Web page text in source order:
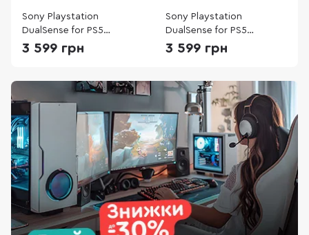
Sony Playstation
DualSense for PS5
Starlight Blue
3 599 грн
Sony Playstation
DualSense for PS5
Purple
3 599 грн